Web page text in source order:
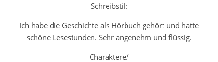
Schreibstil:
Ich habe die Geschichte als Hörbuch gehört und hatte
schöne Lesestunden. Sehr angenehm und flüssig.
Charaktere/